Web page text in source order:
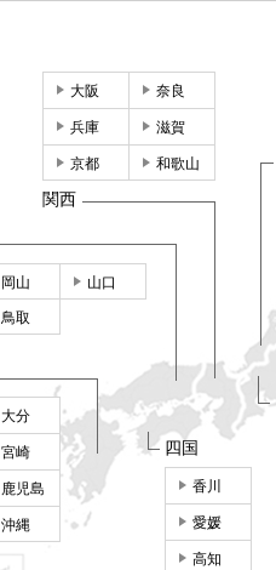
大阪 奈良
兵庫 滋賀
京都 和歌山
関西
岡山 山口
鳥取
四国
香川
愛媛
高知
大分
宮崎
鹿児島
沖縄